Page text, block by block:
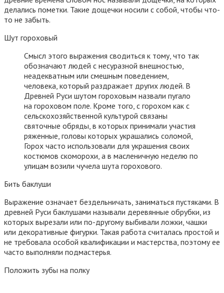
делались пометки. Такие дощечки носили с собой, чтобы что-
то не забыть.
Шут гороховый
Смысл этого выражения сводиться к тому, что так
обозначают людей с несуразной внешностью,
неадекватным или смешным поведением,
человека, который раздражает других людей. В
Древней Руси шутом гороховым назвали пугало
на гороховом поле. Кроме того, с горохом как с
сельскохозяйственной культурой связаны
святочные обряды, в которых принимали участия
ряженные, головы которых украшались соломой,
Горох часто использовали для украшения своих
костюмов скоморохи, а в масленичную неделю по
улицам возили чучела шута горохового.
Бить баклуши
Выражение означает бездельничать, заниматься пустяками. В
древней Руси баклушами называли деревянные обрубки, из
которых вырезали или по-другому выбивали ложки, чашки
или декоративные фигурки. Такая работа считалась простой и
не требовала особой квалификации и мастерства, поэтому ее
часто выполняли подмастерья.
Положить зубы на полку